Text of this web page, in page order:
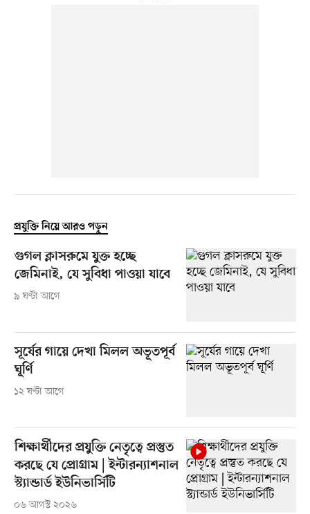
প্রযুক্তি নিয়ে আরও পড়ুন
গুগল ক্লাসরুমে যুক্ত হচ্ছে
জেমিনাই, যে সুবিধা পাওয়া যাবে
৯ ঘণ্টা আগে
সূর্যের গায়ে দেখা মিলল অভূতপূর্ব
ঘূর্ণি
১২ ঘণ্টা আগে
শিক্ষার্থীদের প্রযুক্তি নেতৃত্বে প্রস্তুত
করছে যে প্রোগ্রাম | ইন্টারন্যাশনাল
স্ট্যান্ডার্ড ইউনিভার্সিটি
০৬ আগস্ট ২০২৬